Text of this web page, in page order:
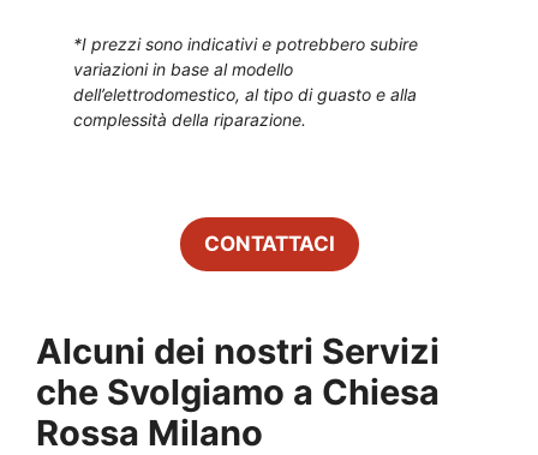
*I prezzi sono indicativi e potrebbero subire
variazioni in base al modello
dell’elettrodomestico, al tipo di guasto e alla
complessità della riparazione.
CONTATTACI
Alcuni dei nostri Servizi
che Svolgiamo a Chiesa
Rossa Milano